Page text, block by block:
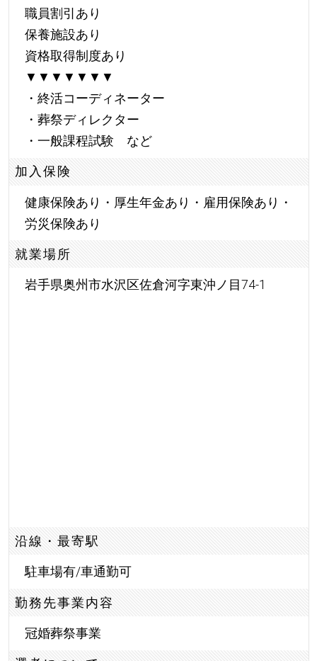
職員割引あり
保養施設あり
資格取得制度あり
▼▼▼▼▼▼▼
・終活コーディネーター
・葬祭ディレクター
・一般課程試験 など
加入保険
健康保険あり・厚生年金あり・雇用保険あり・
労災保険あり
就業場所
岩手県奥州市水沢区佐倉河字東沖ノ目74-1
沿線・最寄駅
駐車場有/車通勤可
勤務先事業内容
冠婚葬祭事業